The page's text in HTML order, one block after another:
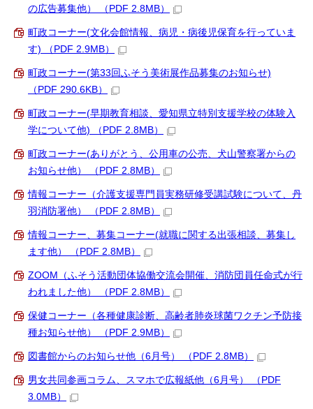
の広告募集他） （PDF 2.8MB）
町政コーナー(文化会館情報、病児・病後児保育を行っていま
す) （PDF 2.9MB）
町政コーナー(第33回ふそう美術展作品募集のお知らせ)
（PDF 290.6KB）
町政コーナー(早期教育相談、愛知県立特別支援学校の体験入
学について他) （PDF 2.8MB）
町政コーナー(ありがとう、公用車の公売、犬山警察署からの
お知らせ他） （PDF 2.8MB）
情報コーナー（介護支援専門員実務研修受講試験について、丹
羽消防署他） （PDF 2.8MB）
情報コーナー、募集コーナー(就職に関する出張相談、募集し
ます他） （PDF 2.8MB）
ZOOM（ふそう活動団体協働交流会開催、消防団員任命式が行
われました他） （PDF 2.8MB）
保健コーナー（各種健康診断、高齢者肺炎球菌ワクチン予防接
種お知らせ他） （PDF 2.9MB）
図書館からのお知らせ他（6月号） （PDF 2.8MB）
男女共同参画コラム、スマホで広報紙他（6月号） （PDF
3.0MB）